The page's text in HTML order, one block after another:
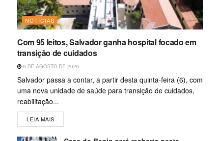
NOTÍCIAS
Com 95 leitos, Salvador ganha hospital focado em
transição de cuidados
6 DE AGOSTO DE 2026
Salvador passa a contar, a partir desta quinta-feira (6), com
uma nova unidade de saúde para transição de cuidados,
reabilitação...
LEIA MAIS